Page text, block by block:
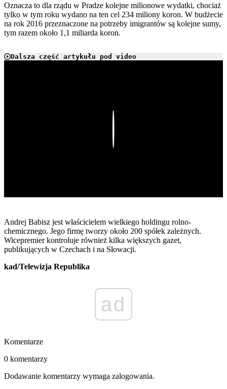
Oznacza to dla rządu w Pradze kolejne milionowe wydatki, chociaż
tylko w tym roku wydano na ten cel 234 miliony koron. W budżecie
na rok 2016 przeznaczone na potrzeby imigrantów są kolejne sumy,
tym razem około 1,1 miliarda koron.
Dalsza część artykułu pod video
Andrej Babisz jest właścicielem wielkiego holdingu rolno-
chemicznego. Jego firmę tworzy około 200 spółek zależnych.
Wicepremier kontroluje również kilka większych gazet,
publikujących w Czechach i na Słowacji.
kad/Telewizja Republika
ad
Komentarze
0 komentarzy
Dodawanie komentarzy wymaga zalogowania.